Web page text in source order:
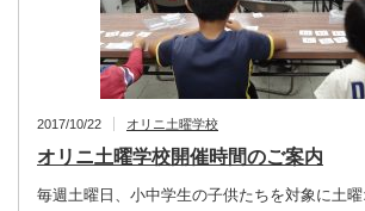
2017/10/22 オリニ土曜学校
オリニ土曜学校開催時間のご案内
毎週土曜日、小中学生の子供たちを対象に土